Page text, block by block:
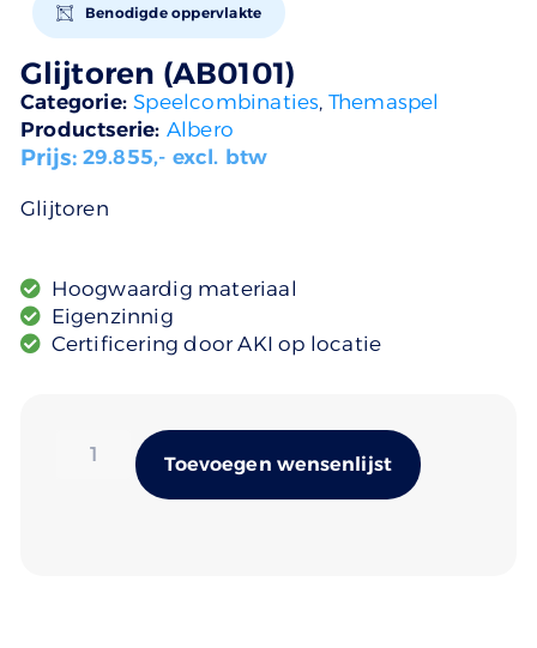
Benodigde oppervlakte
Glijtoren (AB0101)
Categorie:Speelcombinaties, Themaspel
Productserie: Albero
Prijs:29.855,- excl. btw
Glijtoren
Hoogwaardig materiaal
Eigenzinnig
Certificering door AKI op locatie
Toevoegen wensenlijst